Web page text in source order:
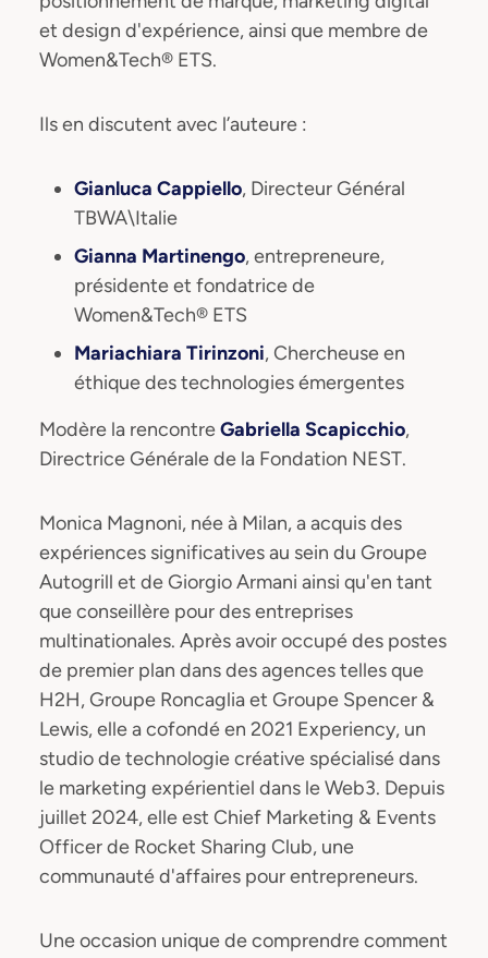
et design d'expérience, ainsi que membre de
Women&Tech® ETS.
Ils en discutent avec l’auteure :
Gianluca Cappiello, Directeur Général
TBWA\Italie
Gianna Martinengo, entrepreneure,
présidente et fondatrice de
Women&Tech® ETS
Mariachiara Tirinzoni, Chercheuse en
éthique des technologies émergentes
Modère la rencontreGabriella Scapicchio,
Directrice Générale de la Fondation NEST.
Monica Magnoni, née à Milan, a acquis des
expériences significatives au sein du Groupe
Autogrill et de Giorgio Armani ainsi qu'en tant
que conseillère pour des entreprises
multinationales. Après avoir occupé des postes
de premier plan dans des agences telles que
H2H, Groupe Roncaglia et Groupe Spencer &
Lewis, elle a cofondé en 2021 Experiency, un
studio de technologie créative spécialisé dans
le marketing expérientiel dans le Web3. Depuis
juillet 2024, elle est Chief Marketing & Events
Officer de Rocket Sharing Club, une
communauté d'affaires pour entrepreneurs.
Une occasion unique de comprendre comment